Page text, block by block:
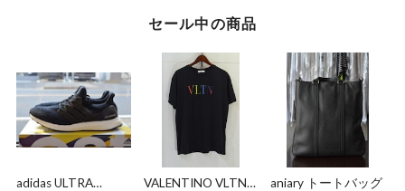
セール中の商品
adidas ULTRA
VALENTINO VLTN
aniary トートバッグ